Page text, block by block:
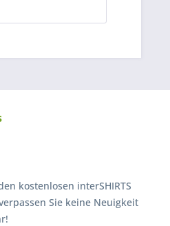
kostenlosen interSHIRTS
Sie keine Neuigkeit